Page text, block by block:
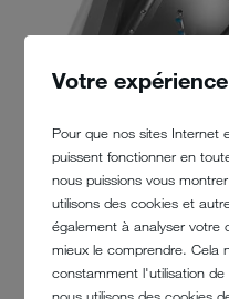
Votre
Pour que nos sites Internet
puissent fonctionner en
nous puissions vous
utilisons des cookies et
également à analyser
mieux le comprendre. Cela
constamment l'utilisation
L’INTELLIGENCE